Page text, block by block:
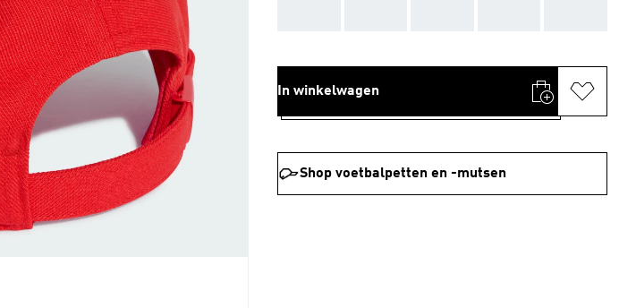
In winkelwagen
Shop voetbalpetten en -mutsen